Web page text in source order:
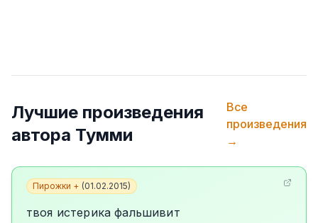
Лучшие произведения
автора Тумми
Все
произведения
→
Пирожки + (01.02.2015)
твоя истерика фальшивит